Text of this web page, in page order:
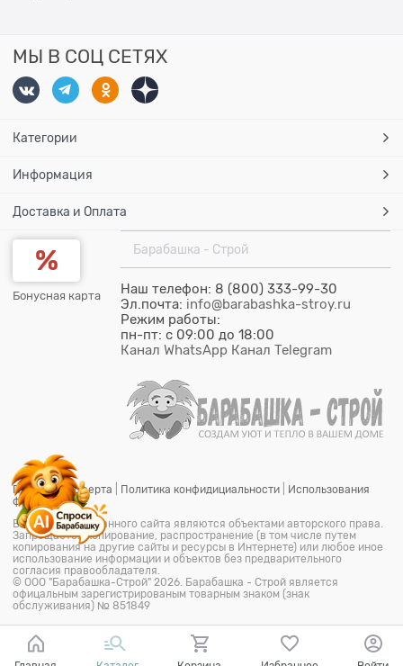
МЫ В СОЦ СЕТЯХ
Категории
Информация
Доставка и Оплата
Бонусная карта
Барабашка - Строй
Наш телефон: 8 (800) 333-99-30
Эл.почта: info@barabashka-stroy.ru
Режим работы:
пн-пт: c 09:00 до 18:00
Канал WhatsApp Канал Telegram
Публичная оферта Политика конфидициальности
Использования
файлов cookie
Все материалы данного сайта являются объектами авторского права.
Запрещается копирование, распространение (в том числе путем
копирования на другие сайты и ресурсы в Интернете) или любое иное
использование информации и объектов без предварительного
согласия правообладателя.
© ООО "Барабашка-Строй" 2026. Барабашка - Строй является
офицальным зарегистрированым товарным знаком (знак
обслуживания) № 851849